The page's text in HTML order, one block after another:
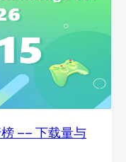
—— 下载量与